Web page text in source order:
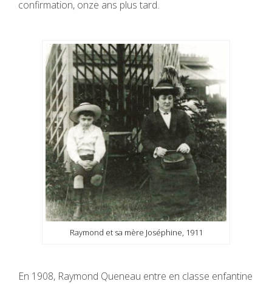
confirmation, onze ans plus tard.
Raymond et sa mère Joséphine, 1911
En 1908, Raymond Queneau entre en classe enfantine